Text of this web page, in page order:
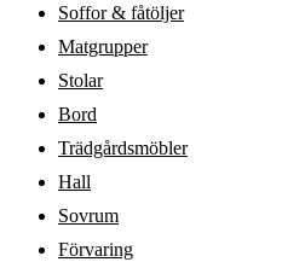
Soffor & fåtöljer
Matgrupper
Stolar
Bord
Trädgårdsmöbler
Hall
Sovrum
Förvaring